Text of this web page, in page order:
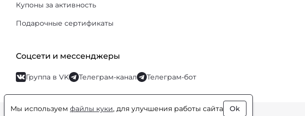
Купоны за активность
Подарочные сертификаты
Соцсети и мессенджеры
Группа в VK Телеграм-канал Телеграм-бот
© Orental.ru 2007–2026Интернет-магазин парфюмерии и косметики
Мы используем файлы куки, для улучшения работы сайта Ok